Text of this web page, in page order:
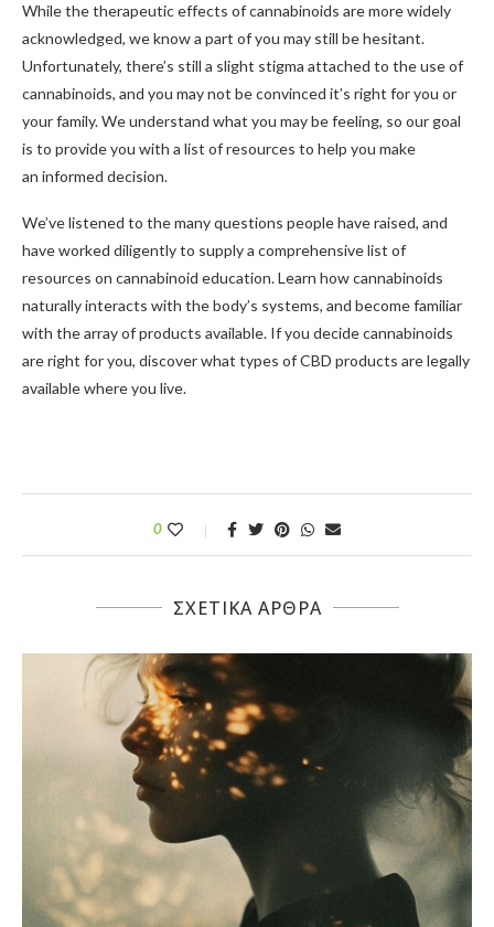
While the therapeutic effects of cannabinoids are more widely
acknowledged, we know a part of you may still be hesitant.
Unfortunately, there’s still a slight stigma attached to the use of
cannabinoids, and you may not be convinced it’s right for you or
your family. We understand what you may be feeling, so our goal
is to provide you with a list of resources to help you make
an informed decision.
We’ve listened to the many questions people have raised, and
have worked diligently to supply a comprehensive list of
resources on cannabinoid education. Learn how cannabinoids
naturally interacts with the body’s systems, and become familiar
with the array of products available. If you decide cannabinoids
are right for you, discover what types of CBD products are legally
available where you live.
0
ΣΧΕΤΙΚΆ ΆΡΘΡΑ